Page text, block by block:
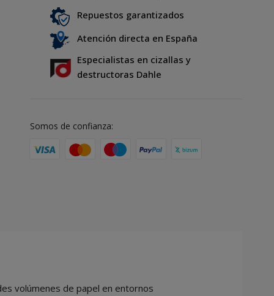
Repuestos garantizados
Atención directa en España
Especialistas en cizallas y
destructoras Dahle
Somos de confianza:
volúmenes de papel en entornos